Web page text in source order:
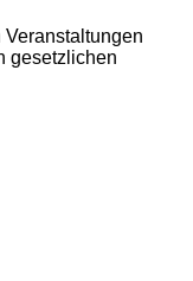
gesetzlichen